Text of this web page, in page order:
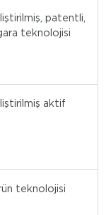
patentli,
teknolojisi
aktif
teknolojisi